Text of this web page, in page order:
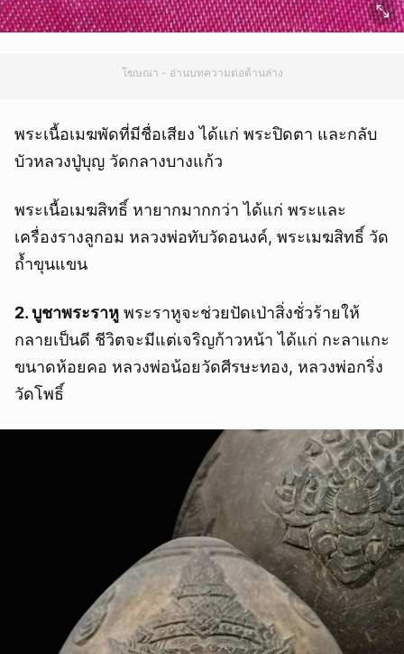
โฆษณา - อ่านบทความต่อด้านล่าง
พระเนื้อเมฆพัดที่มีชื่อเสียง ได้แก่ พระปิดตา และกลับ
บัวหลวงปู่บุญ วัดกลางบางแก้ว
พระเนื้อเมฆสิทธิ์ หายากมากกว่า ได้แก่ พระและ
เครื่องรางลูกอม หลวงพ่อทับวัดอนงค์, พระเมฆสิทธิ์ วัด
ถ้ำขุนแขน
2. บูชาพระราหู พระราหูจะช่วยปัดเป่าสิ่งชั่วร้ายให้
กลายเป็นดี ชีวิตจะมีแต่เจริญก้าวหน้า ได้แก่ กะลาแกะ
ขนาดห้อยคอ หลวงพ่อน้อยวัดศีรษะทอง, หลวงพ่อกริ่ง
วัดโพธิ์